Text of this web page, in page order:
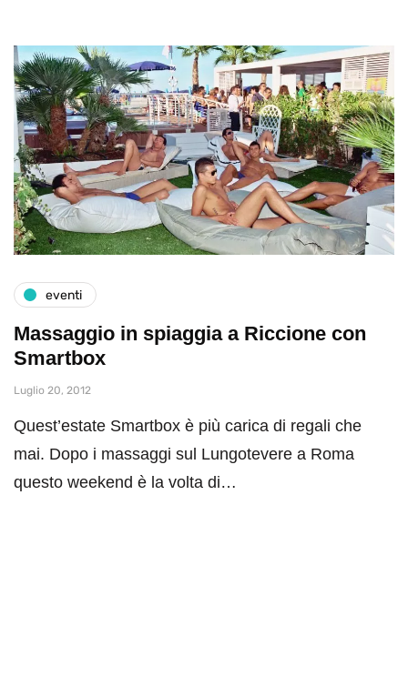
eventi
Massaggio in spiaggia a Riccione con
Smartbox
Luglio 20, 2012
Quest’estate Smartbox è più carica di regali che
mai. Dopo i massaggi sul Lungotevere a Roma
questo weekend è la volta di…